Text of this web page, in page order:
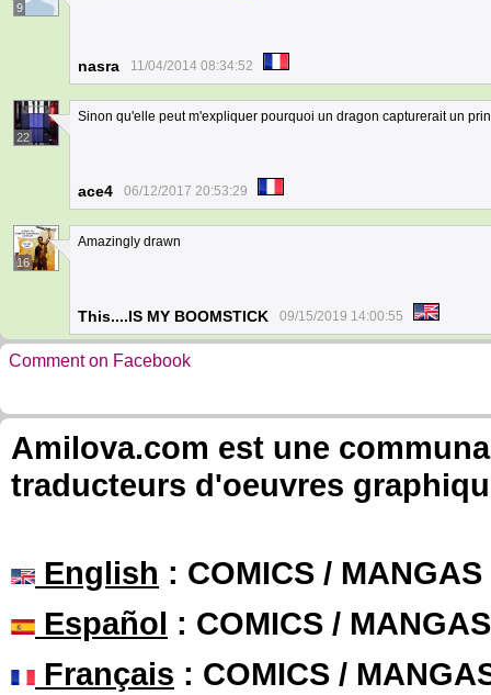
9
nasra 11/04/2014 08:34:52
22
Sinon qu'elle peut m'expliquer pourquoi un dragon capturerait un
ace4 06/12/2017 20:53:29
16
Amazingly drawn
This....IS MY BOOMSTICK 09/15/2019 14:00:55
Comment on Facebook
Amilova.com est une
traducteurs d'oeuvres
English : COMICS /
Español : COMICS /
Français : COMICS /